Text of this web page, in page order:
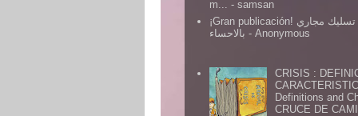
m...
- samsan
¡Gran publicación! شركة تسليك مجاري
بالاحساء - Anonymous
CRISIS :
Definitions and
CRUCE DE